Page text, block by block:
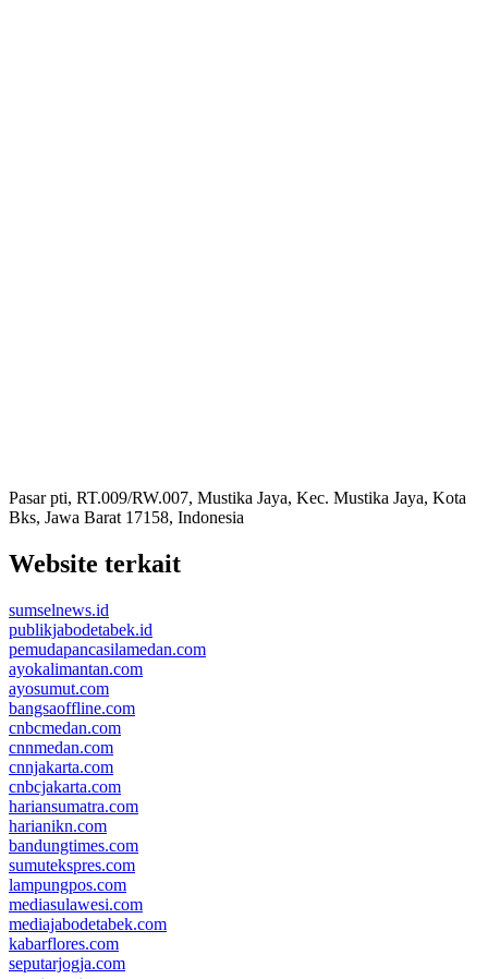
Pasar pti, RT.009/RW.007, Mustika Jaya, Kec. Mustika Jaya, Kota
Bks, Jawa Barat 17158, Indonesia
Website terkait
sumselnews.id
publikjabodetabek.id
pemudapancasilamedan.com
ayokalimantan.com
ayosumut.com
bangsaoffline.com
cnbcmedan.com
cnnmedan.com
cnnjakarta.com
cnbcjakarta.com
hariansumatra.com
harianikn.com
bandungtimes.com
sumutekspres.com
lampungpos.com
mediasulawesi.com
mediajabodetabek.com
kabarflores.com
seputarjogja.com